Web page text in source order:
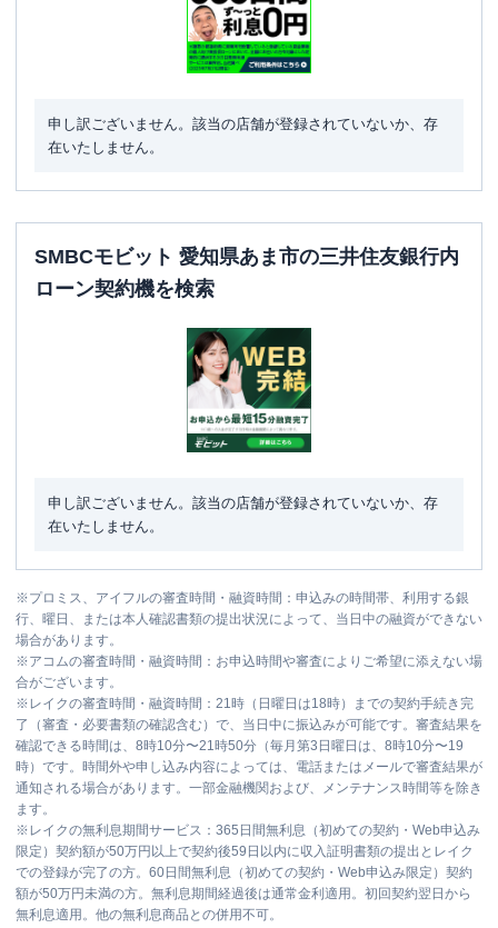
申し訳ございません。該当の店舗が登録されていないか、存
在いたしません。
SMBCモビット 愛知県あま市の三井住友銀行内
ローン契約機を検索
申し訳ございません。該当の店舗が登録されていないか、存
在いたしません。
※プロミス、アイフルの審査時間・融資時間：申込みの時間帯、利用する銀
行、曜日、または本人確認書類の提出状況によって、当日中の融資ができない
場合があります。
※アコムの審査時間・融資時間：お申込時間や審査によりご希望に添えない場
合がございます。
※ レイクの審査時間・融資時間：21時（日曜日は18時）までの契約手続き完
了（審査・必要書類の確認含む）で、当日中に振込みが可能です。審査結果を
確認できる時間は、8時10分〜21時50分（毎月第3日曜日は、8時10分〜19
時）です。時間外や申し込み内容によっては、電話またはメールで審査結果が
通知される場合があります。一部金融機関および、メンテナンス時間等を除き
ます。
※ レイクの無利息期間サービス：365日間無利息（初めての契約・Web申込み
限定）契約額が50万円以上で契約後59日以内に収入証明書類の提出とレイク
での登録が完了の方。60日間無利息（初めての契約・Web申込み限定）契約
額が50万円未満の方。無利息期間経過後は通常金利適用。初回契約翌日から
無利息適用。他の無利息商品との併用不可。